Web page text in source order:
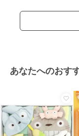
あなたへのおす